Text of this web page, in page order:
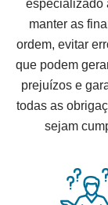
especializado
manter as
ordem, evitar
que podem
prejuízos e
todas as
sejam